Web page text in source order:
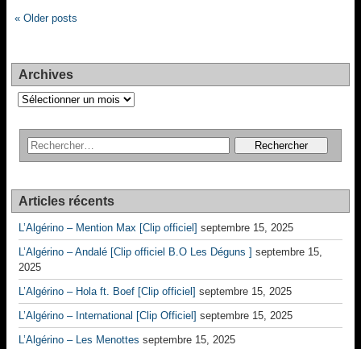
« Older posts
Archives
Archives
Articles récents
L’Algérino – Mention Max [Clip officiel] septembre 15, 2025
L’Algérino – Andalé [Clip officiel B.O Les Déguns ] septembre 15,
2025
L’Algérino – Hola ft. Boef [Clip officiel] septembre 15, 2025
L’Algérino – International [Clip Officiel] septembre 15, 2025
L’Algérino – Les Menottes septembre 15, 2025